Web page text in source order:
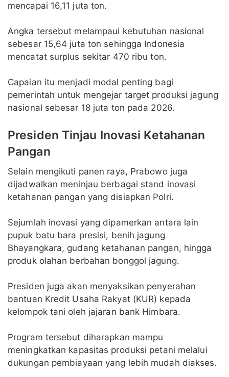
mencapai 16,11 juta ton.
Angka tersebut melampaui kebutuhan nasional
sebesar 15,64 juta ton sehingga Indonesia
mencatat surplus sekitar 470 ribu ton.
Capaian itu menjadi modal penting bagi
pemerintah untuk mengejar target produksi jagung
nasional sebesar 18 juta ton pada 2026.
Presiden Tinjau Inovasi Ketahanan
Pangan
Selain mengikuti panen raya, Prabowo juga
dijadwalkan meninjau berbagai stand inovasi
ketahanan pangan yang disiapkan Polri.
Sejumlah inovasi yang dipamerkan antara lain
pupuk batu bara presisi, benih jagung
Bhayangkara, gudang ketahanan pangan, hingga
produk olahan berbahan bonggol jagung.
Presiden juga akan menyaksikan penyerahan
bantuan Kredit Usaha Rakyat (KUR) kepada
kelompok tani oleh jajaran bank Himbara.
Program tersebut diharapkan mampu
meningkatkan kapasitas produksi petani melalui
dukungan pembiayaan yang lebih mudah diakses.